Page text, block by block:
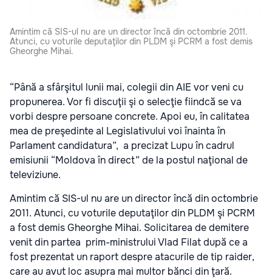
Amintim că SIS-ul nu are un director încă din octombrie 2011.
Atunci, cu voturile deputaţilor din PLDM şi PCRM a fost demis
Gheorghe Mihai.
“Până a sfârşitul lunii mai, colegii din AIE vor veni cu
propunerea. Vor fi discuţii şi o selecţie fiindcă se va
vorbi despre persoane concrete. Apoi eu, în calitatea
mea de preşedinte al Legislativului voi înainta în
Parlament candidatura”, a precizat Lupu în cadrul
emisiunii “Moldova în direct” de la postul naţional de
televiziune.
Amintim că SIS-ul nu are un director încă din octombrie
2011. Atunci, cu voturile deputaţilor din PLDM şi PCRM
a fost demis Gheorghe Mihai. Solicitarea de demitere
venit din partea prim-ministrului Vlad Filat după ce a
fost prezentat un raport despre atacurile de tip raider,
care au avut loc asupra mai multor bănci din ţară.